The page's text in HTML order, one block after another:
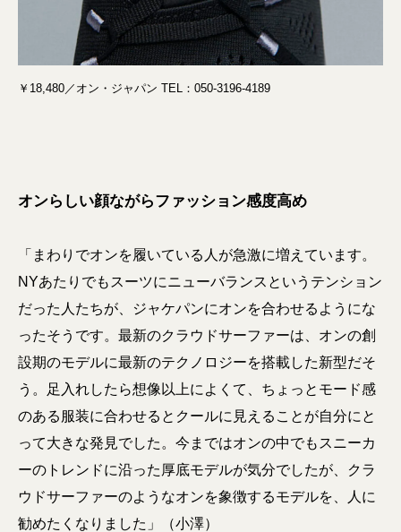
￥18,480／オン・ジャパン TEL：050-3196-4189
オンらしい顔ながらファッション感度高め
「まわりでオンを履いている人が急激に増えています。
NYあたりでもスーツにニューバランスというテンション
だった人たちが、ジャケパンにオンを合わせるようにな
ったそうです。最新のクラウドサーファーは、オンの創
設期のモデルに最新のテクノロジーを搭載した新型だそ
う。足入れしたら想像以上によくて、ちょっとモード感
のある服装に合わせるとクールに見えることが自分にと
って大きな発見でした。今まではオンの中でもスニーカ
ーのトレンドに沿った厚底モデルが気分でしたが、クラ
ウドサーファーのようなオンを象徴するモデルを、人に
勧めたくなりました」（小澤）